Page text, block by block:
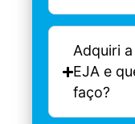
Adquiri
EJA e
faço?